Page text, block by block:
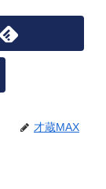
才蔵MAX